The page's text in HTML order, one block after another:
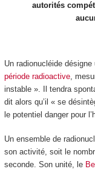
autorités
Un radionucléide
période radioactive,
instable ». Il tendra
dit alors qu’il « se
le potentiel danger pour
Un ensemble de
son activité, soit le
seconde. Son unité, le